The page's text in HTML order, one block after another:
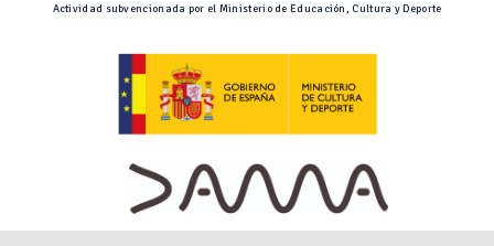
Actividad subvencionada por el Ministerio de Educación, Cultura y Deporte